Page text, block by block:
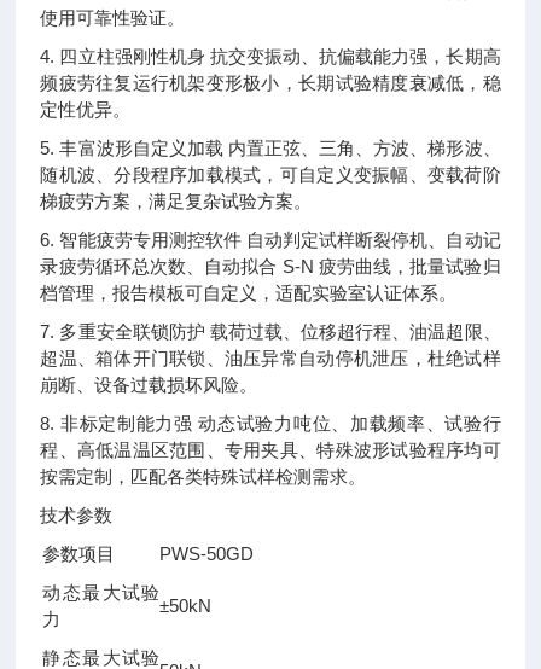
使用可靠性验证。
4. 四立柱强刚性机身 抗交变振动、抗偏载能力强，长期高
频疲劳往复运行机架变形极小，长期试验精度衰减低，稳
定性优异。
5. 丰富波形自定义加载 内置正弦、三角、方波、梯形波、
随机波、分段程序加载模式，可自定义变振幅、变载荷阶
梯疲劳方案，满足复杂试验方案。
6. 智能疲劳专用测控软件 自动判定试样断裂停机、自动记
录疲劳循环总次数、自动拟合 S-N 疲劳曲线，批量试验归
档管理，报告模板可自定义，适配实验室认证体系。
7. 多重安全联锁防护 载荷过载、位移超行程、油温超限、
超温、箱体开门联锁、油压异常自动停机泄压，杜绝试样
崩断、设备过载损坏风险。
8. 非标定制能力强 动态试验力吨位、加载频率、试验行
程、高低温温区范围、专用夹具、特殊波形试验程序均可
按需定制，匹配各类特殊试样检测需求。
技术参数
参数项目
PWS-50GD
动态最大试验
力
±50kN
静态最大试验